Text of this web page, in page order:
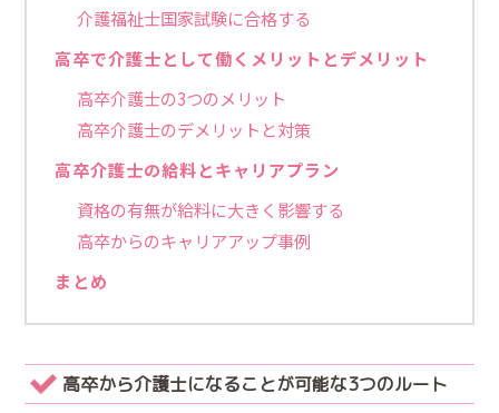
介護福祉士国家試験に合格する
高卒で介護士として働くメリットとデメリット
高卒介護士の3つのメリット
高卒介護士のデメリットと対策
高卒介護士の給料とキャリアプラン
資格の有無が給料に大きく影響する
高卒からのキャリアアップ事例
まとめ
高卒から介護士になることが可能な3つのルート